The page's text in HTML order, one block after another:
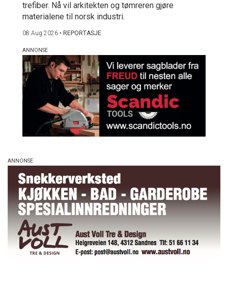
trefiber. Nå vil arkitekten og tømreren gjøre
materialene til norsk industri.
08 Aug 2026 • REPORTASJE